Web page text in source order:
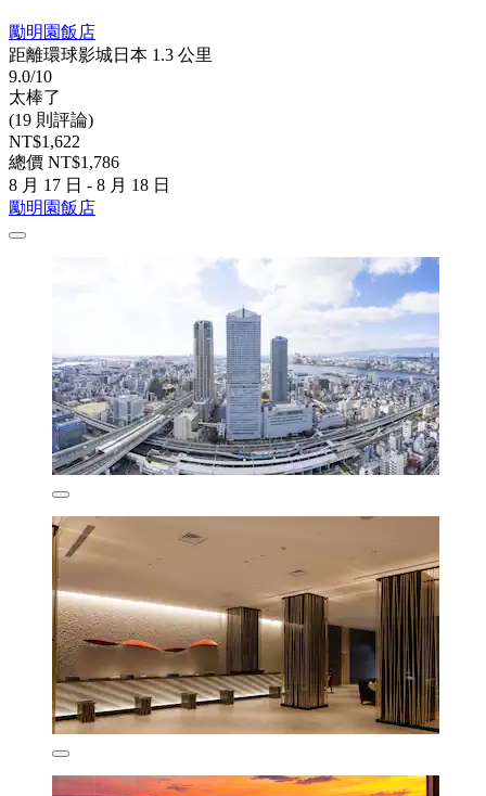
勵明園飯店
距離環球影城日本 1.3 公里
9.0/10
太棒了
(19 則評論)
NT$1,622
總價 NT$1,786
8 月 17 日 - 8 月 18 日
勵明園飯店